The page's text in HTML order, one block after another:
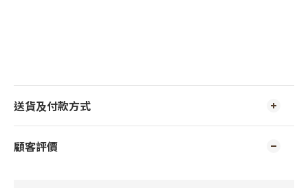
送貨及付款方式
顧客評價